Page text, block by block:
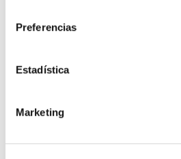
Preferencias
Estadística
Marketing